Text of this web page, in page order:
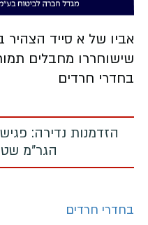
אביו של א סייד הצהיר
שישוחררו מחבלים
בחדרי חרדים
הזדמנות נדירה:
הגר"מ
בחדרי חרדים